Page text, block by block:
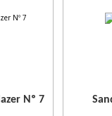
Nº 7